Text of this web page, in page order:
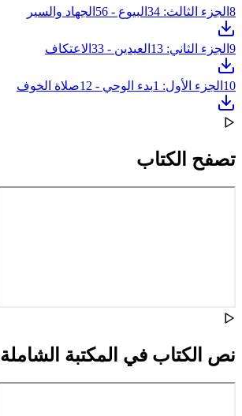
8 الجزء الثالث: 34البيوع - 56الجهاد والسير
9 الجزء الثاني: 13العيدين - 33الاعتكاف
10 الجزء الأول: 1بدء الوحي - 12صلاة الخوف
تصفح الكتاب
نص الكتاب في المكتبة الشاملة